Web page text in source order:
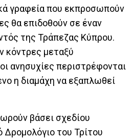
γραφεία που εκπροσωπούν
θα επιδοθούν σε έναν
της Τράπεζας Κύπρου.
κόντρες μεταξύ
ανησυχίες περιστρέφονται
η διαμάχη να εξαπλωθεί
βάσει σχεδίου
του Τρίτου